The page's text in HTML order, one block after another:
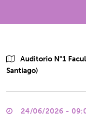
Auditorio N°1
Santiago)
24/06/2026 -